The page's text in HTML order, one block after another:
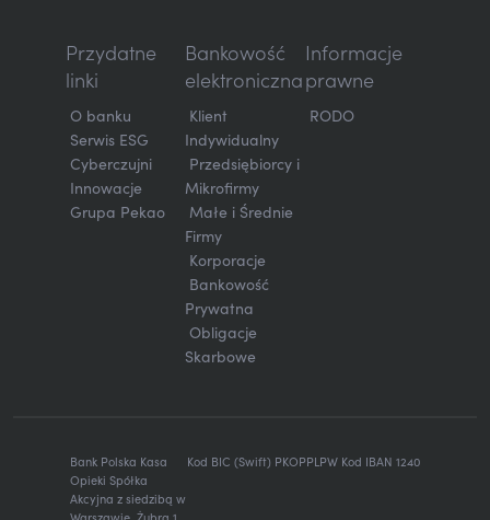
Przydatne
linki
O banku
Serwis ESG
Cyberczujni
Innowacje
Grupa Pekao
Bankowość
elektroniczna
Klient
Indywidualny
Przedsiębiorcy i
Mikrofirmy
Małe i Średnie
Firmy
Korporacje
Bankowość
Prywatna
Obligacje
Skarbowe
Informacje
prawne
RODO
Bank Polska Kasa
Opieki Spółka
Akcyjna z siedzibą w
Kod BIC (Swift) PKOPPLPW Kod IBAN 1240